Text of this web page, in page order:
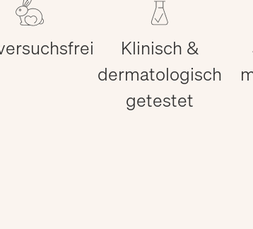
Klinisch &
dermatologisch
getestet